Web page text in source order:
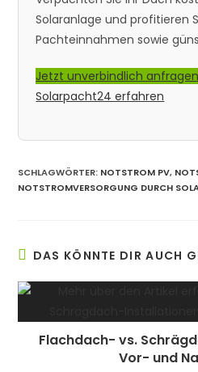
Solaranlage und profitieren
Pachteinnahmen sowie
Jetzt unverbindlich anfragen
Solarpacht24 erfahren
SCHLAGWÖRTER: NOTSTROM PV,
NOTSTROMVERSORGUNG DURCH
DAS KÖNNTE DIR AUCH
Flachdach- vs.
Vor- und